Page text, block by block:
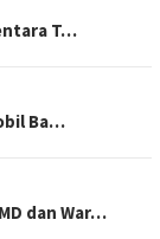
T…
Ba…
dan War…